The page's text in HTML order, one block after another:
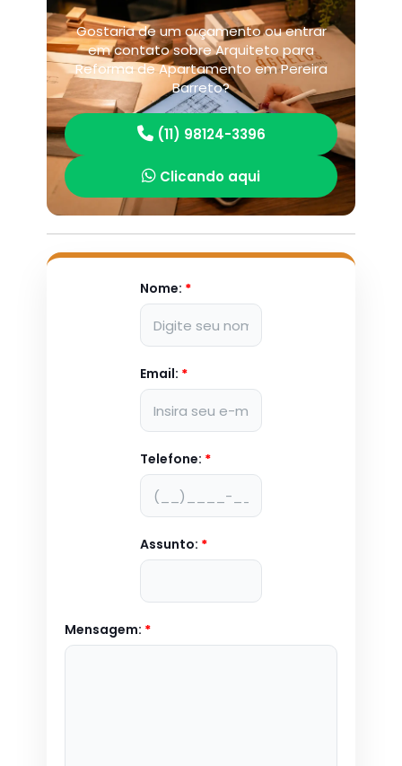
Gostaria de um orçamento ou entrar
em contato sobre Arquiteto para
Reforma de Apartamento em Pereira
Barreto?
(11) 98124-3396
Clicando aqui
Nome: *
Email: *
Telefone: *
Assunto: *
Mensagem: *